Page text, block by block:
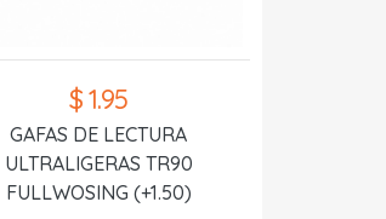
$ 1.95
GAFAS DE LECTURA
ULTRALIGERAS TR90
FULLWOSING (+1.50)